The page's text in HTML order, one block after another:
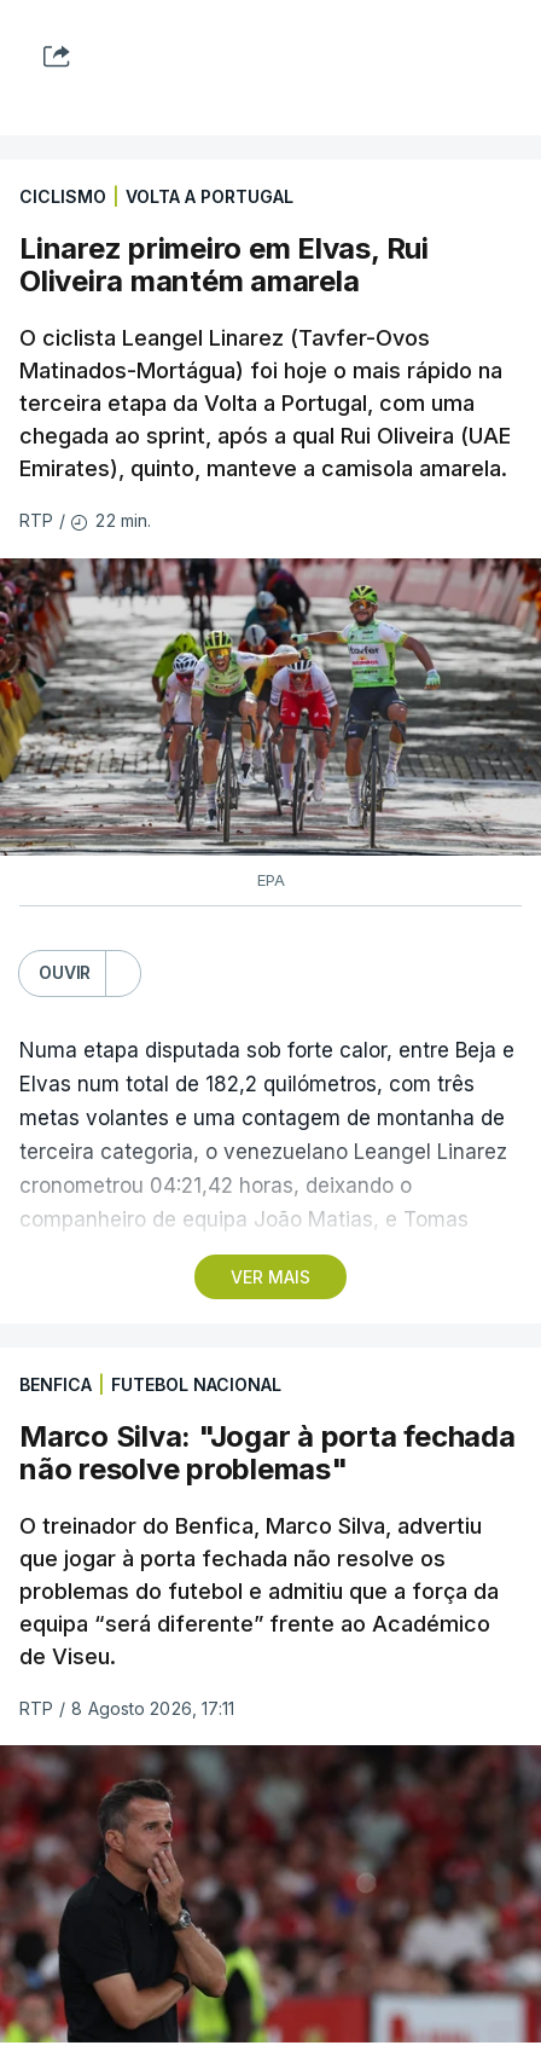
CICLISMO VOLTA A PORTUGAL
Linarez primeiro em Elvas, Rui
Oliveira mantém amarela
O ciclista Leangel Linarez (Tavfer-Ovos
Matinados-Mortágua) foi hoje o mais rápido na
terceira etapa da Volta a Portugal, com uma
chegada ao sprint, após a qual Rui Oliveira (UAE
Emirates), quinto, manteve a camisola amarela.
RTP / 22 min.
EPA
OUVIR
VER MAIS
Numa etapa disputada sob forte calor, entre Beja e
Elvas num total de 182,2 quilómetros, com três
metas volantes e uma contagem de montanha de
terceira categoria, o venezuelano Leangel Linarez
cronometrou 04:21,42 horas, deixando o
companheiro de equipa João Matias, e Tomas
Contte, da Aviludo-Louletano-Loulé, nas segunda e
terceira posições, respetivamente.
primeira chegada em alto, à Torre na Serra da
Estrela, a 1.961 metros de altitude, que pode criar
diferenças significativas na classificação geral,
após um trajeto de 154,6 quilómetros, com início
em Figueiró dos Vinhos, que inclui três contagens
de montanha de terceira categoria e uma de
segunda antes da subida final, a única de
categoria especial na prova.
BENFICA FUTEBOL NACIONAL
Marco Silva: "Jogar à porta fechada
não resolve problemas"
O treinador do Benfica, Marco Silva, advertiu
que jogar à porta fechada não resolve os
problemas do futebol e admitiu que a força da
equipa “será diferente” frente ao Académico
de Viseu.
RTP / 8 Agosto 2026, 17:11